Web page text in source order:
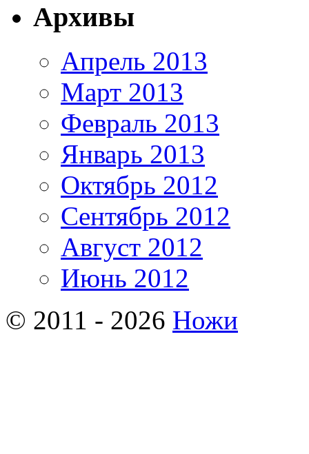
Архивы
Апрель 2013
Март 2013
Февраль 2013
Январь 2013
Октябрь 2012
Сентябрь 2012
Август 2012
Июнь 2012
© 2011 - 2026 Ножи